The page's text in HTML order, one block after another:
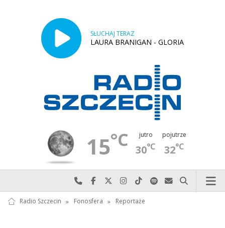
SŁUCHAJ TERAZ
LAURA BRANIGAN - GLORIA
15°C jutro
30°C
pojutrze
32°C
Najlepiej po prostu do nas zadzwoń
Odwiedź nas na Facebook-u
Odwiedź nas na X
Odwiedź nas na Instagram-ie
Odwiedź nas na TikTok-u
Szukaj nas na Spotify
Wyślij do nas
Szukaj
Radio Szczecin » Fonosfera » Reportaże